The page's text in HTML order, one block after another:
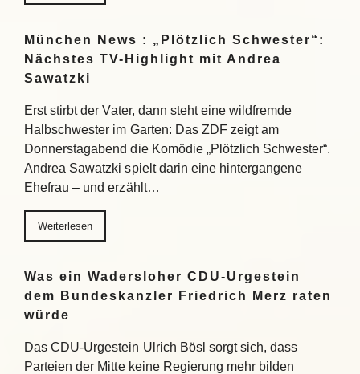
München News : „Plötzlich Schwester“:
Nächstes TV-Highlight mit Andrea
Sawatzki
Erst stirbt der Vater, dann steht eine wildfremde
Halbschwester im Garten: Das ZDF zeigt am
Donnerstagabend die Komödie „Plötzlich Schwester“.
Andrea Sawatzki spielt darin eine hintergangene
Ehefrau – und erzählt…
Weiterlesen
Was ein Wadersloher CDU-Urgestein
dem Bundeskanzler Friedrich Merz raten
würde
Das CDU-Urgestein Ulrich Bösl sorgt sich, dass
Parteien der Mitte keine Regierung mehr bilden